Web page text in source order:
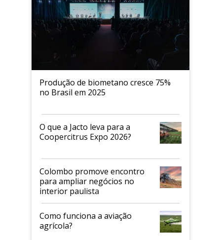
Produção de biometano cresce 75%
no Brasil em 2025
O que a Jacto leva para a
Coopercitrus Expo 2026?
Colombo promove encontro
para ampliar negócios no
interior paulista
Como funciona a aviação
agrícola?